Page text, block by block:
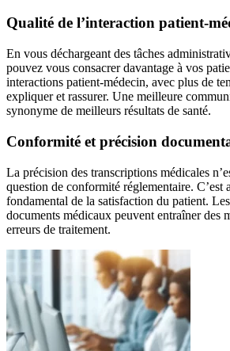
Qualité de l’interaction patient-
En vous déchargeant des tâches
pouvez vous consacrer davantage à vos
interactions patient-médecin, avec plus de
expliquer et rassurer. Une meilleure
synonyme de meilleurs résultats de santé.
Conformité et précision
La précision des transcriptions médicales
question de conformité réglementaire. C’est
fondamental de la satisfaction du patient.
documents médicaux peuvent entraîner des
erreurs de traitement.